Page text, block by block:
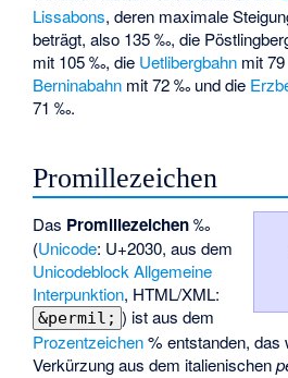
Lissabons, deren maximale
beträgt, also 135 ‰, die
mit 105 ‰, die Uetlibergbahn mit
Berninabahn mit 72 ‰ und die
71 ‰.
Promillezeichen
Das Promillezeichen‰
(Unicode: U+2030, aus dem
Unicodeblock Allgemeine
Interpunktion, HTML/XML:
&permil; ) ist aus dem
Prozentzeichen% entstanden, das
Verkürzung aus dem italienischen